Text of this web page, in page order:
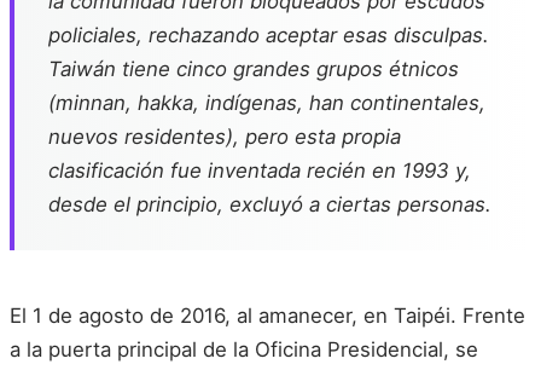
policiales, rechazando aceptar esas disculpas.
Taiwán tiene cinco grandes grupos étnicos
(minnan, hakka, indígenas, han continentales,
nuevos residentes), pero esta propia
clasificación fue inventada recién en 1993 y,
desde el principio, excluyó a ciertas personas.
El 1 de agosto de 2016, al amanecer, en Taipéi. Frente
a la puerta principal de la Oficina Presidencial, se